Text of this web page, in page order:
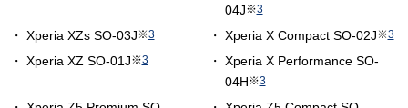
04J※3
Xperia XZs SO-03J※3 Xperia X Compact SO-02J※3
Xperia XZ SO-01J※3
Xperia X Performance SO-
04H※3